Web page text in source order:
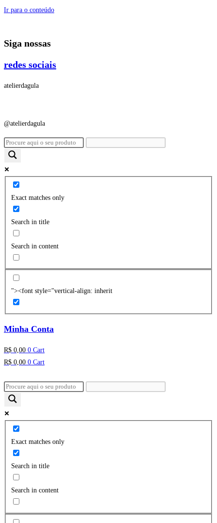
Ir para o conteúdo
Siga nossas
redes sociais
atelierdagula
@atelierdagula
Exact matches only
Search in title
Search in content
"><font style="vertical-align: inherit
Minha Conta
R$ 0,00 0 Cart
R$ 0,00 0 Cart
Exact matches only
Search in title
Search in content